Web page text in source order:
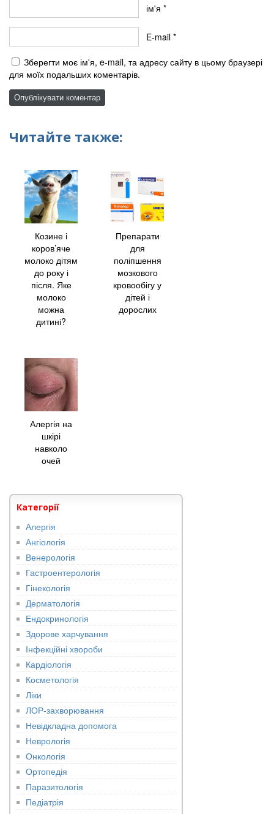
ім'я *
E-mail *
Зберегти моє ім'я, e-mail, та адресу сайту в цьому браузері
для моїх подальших коментарів.
Читайте также:
Козине і
коров’яче
молоко дітям
до року і
після. Яке
молоко
можна
дитині?
Препарати
для
поліпшення
мозкового
кровообігу у
дітей і
дорослих
Алергія на
шкірі
навколо
очей
Категорії
Алергія
Ангіологія
Венерологія
Гастроентерологія
Гінекологія
Дерматологія
Ендокринологія
Здорове харчування
Інфекційні хвороби
Кардіологія
Косметологія
Ліки
ЛОР-захворювання
Невідкладна допомога
Неврологія
Онкологія
Ортопедія
Паразитологія
Педіатрія